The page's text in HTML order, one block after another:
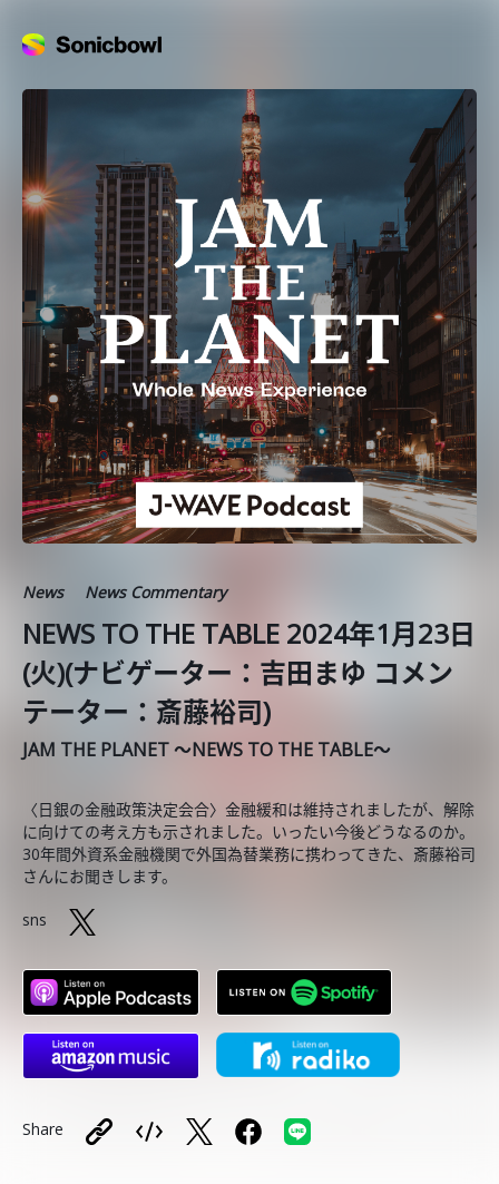
News News Commentary
NEWS TO THE TABLE 2024年1月23日
(火)(ナビゲーター：吉田まゆ コメン
テーター：斎藤裕司)
JAM THE PLANET ～NEWS TO THE TABLE～
〈日銀の金融政策決定会合〉金融緩和は維持されましたが、解除
に向けての考え方も示されました。いったい今後どうなるのか。
30年間外資系金融機関で外国為替業務に携わってきた、斎藤裕司
さんにお聞きします。
sns
Share